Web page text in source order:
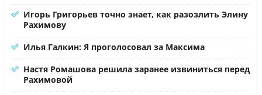
Игорь Григорьев точно знает, как разозлить Элину
Рахимову
Илья Галкин: Я проголосовал за Максима
Настя Ромашова решила заранее извиниться перед
Рахимовой